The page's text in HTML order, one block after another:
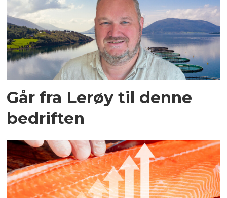
Går fra Lerøy til denne
bedriften